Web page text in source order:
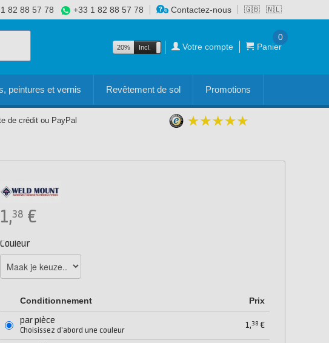
🇬🇧 🇳🇱
82 88 57 78 +33 1 82 88 57 78 Contactez-nous
20% Incl. Excl. Votre compte Panier
0
peintures et vernis Revêtement de sol Promotions
de crédit ou PayPal
1,38 €
Couleur
Conditionnement Prix
par pièce
Choisissez d'abord une couleur
1,38 €